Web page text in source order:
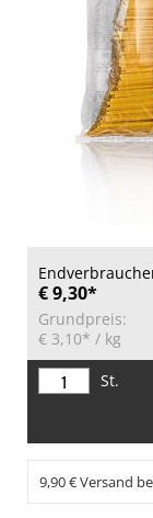
€ 9,30*
Grundpreis:
€ 3,10* / kg
St.
9,90 € Versand